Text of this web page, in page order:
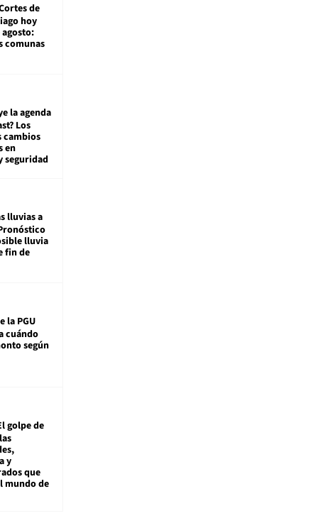
de
hoy
agosto:
comunas
la agenda
Los
cambios
en
seguridad
lluvias a
lluvia
fin de
la PGU
cuándo
según
golpe de
y
que
mundo de